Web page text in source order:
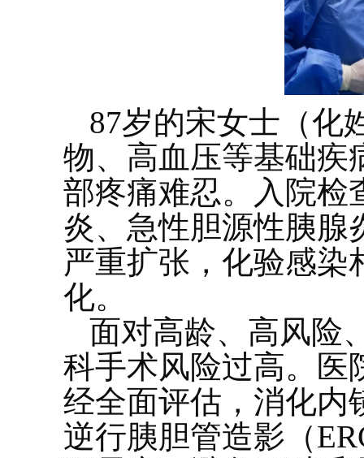
87岁的宋女士（化
物、高血压等基础疾
部疼痛难忍。入院检
炎、急性胆源性胰腺
严重扩张，化验感染
化。
面对高龄、高风险
科手术风险过高。医
经全面评估，消化内
逆行胰胆管造影（